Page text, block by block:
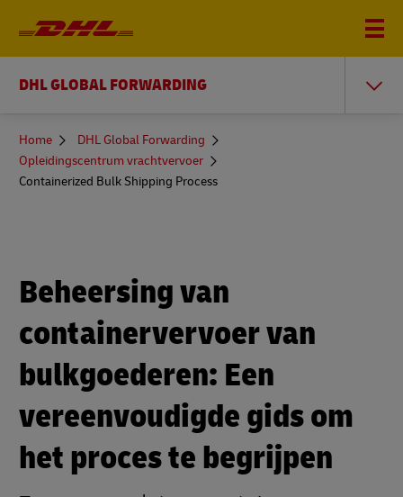
DHL GLOBAL FORWARDING
You
here
Home
DHL Global Forwarding
Opleidingscentrum vrachtvervoer
Containerized Bulk Shipping Process
Beheersing van
containervervoer van
bulkgoederen: Een
vereenvoudigde gids om
het proces te begrijpen